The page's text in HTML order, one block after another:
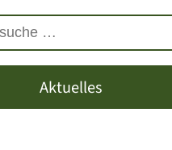
Aktuelles